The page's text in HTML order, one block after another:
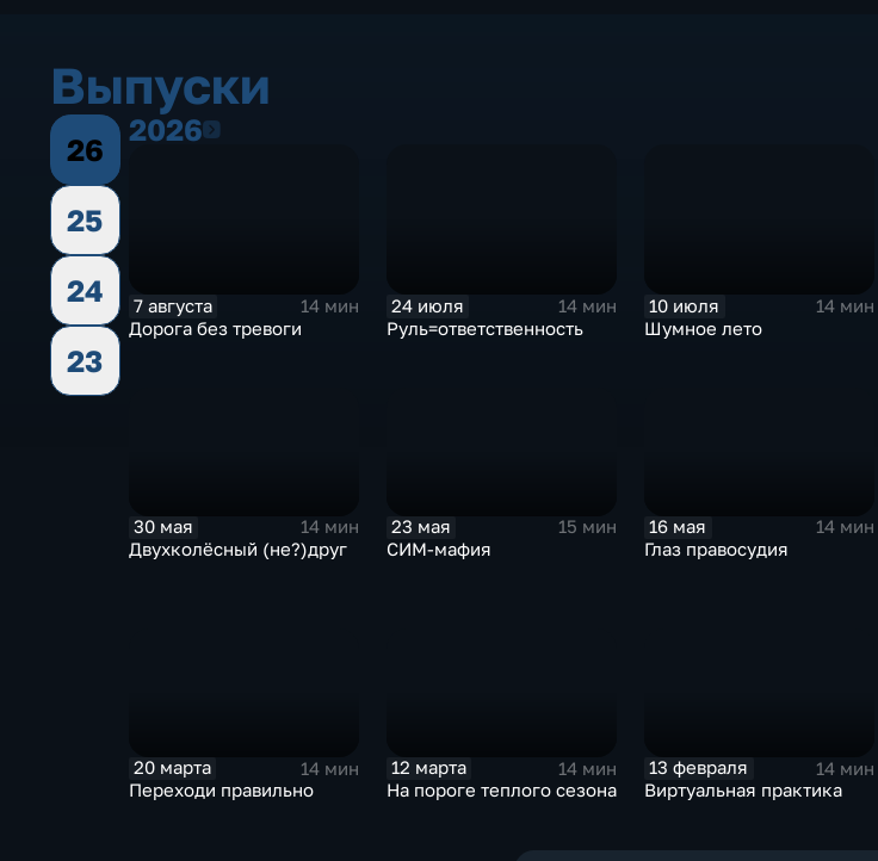
Выпуски
26
25
24
23
20262026
7 августа
14 мин
Дорога без тревоги
24 июля
14 мин
Руль=ответственность
10 июля
14 мин
Шумное лето
30 мая
14 мин
Двухколёсный (не?)друг
23 мая
15 мин
СИМ-мафия
16 мая
14 мин
Глаз правосудия
20 марта
14 мин
Переходи правильно
12 марта
14 мин
На пороге теплого сезона
13 февраля
14 мин
Виртуальная практика